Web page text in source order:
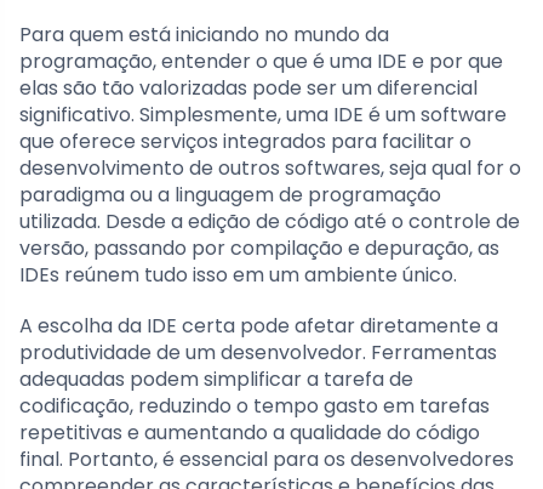
Para quem está iniciando no mundo da
programação, entender o que é uma IDE e por que
elas são tão valorizadas pode ser um diferencial
significativo. Simplesmente, uma IDE é um software
que oferece serviços integrados para facilitar o
desenvolvimento de outros softwares, seja qual for o
paradigma ou a linguagem de programação
utilizada. Desde a edição de código até o controle de
versão, passando por compilação e depuração, as
IDEs reúnem tudo isso em um ambiente único.
A escolha da IDE certa pode afetar diretamente a
produtividade de um desenvolvedor. Ferramentas
adequadas podem simplificar a tarefa de
codificação, reduzindo o tempo gasto em tarefas
repetitivas e aumentando a qualidade do código
final. Portanto, é essencial para os desenvolvedores